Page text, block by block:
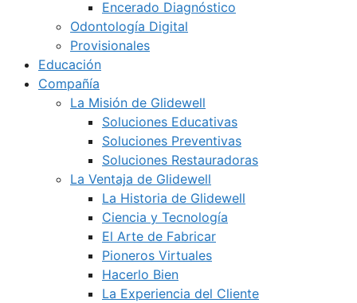
Encerado Diagnóstico
Odontología Digital
Provisionales
Educación
Compañía
La Misión de Glidewell
Soluciones Educativas
Soluciones Preventivas
Soluciones Restauradoras
La Ventaja de Glidewell
La Historia de Glidewell
Ciencia y Tecnología
El Arte de Fabricar
Pioneros Virtuales
Hacerlo Bien
La Experiencia del Cliente